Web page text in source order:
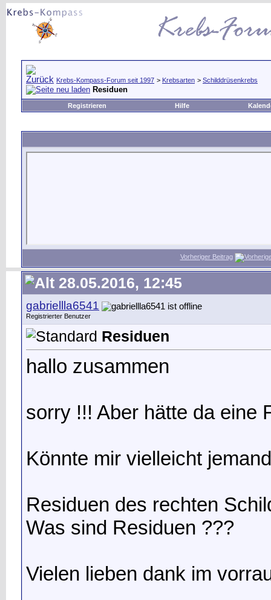
Krebs-Kompass-Forum seit 1997 > Krebsarten > Schilddrüsenkrebs
Residuen
Registrieren Hilfe
Vorheriger Beitrag
28.05.2016, 12:45
gabriellla6541
Registrierter Benutzer
Residuen
hallo zusammen
sorry !!! Aber hätte da eine
Könnte mir vielleicht
Residuen des rechten
Was sind Residuen ???
Vielen lieben dank im